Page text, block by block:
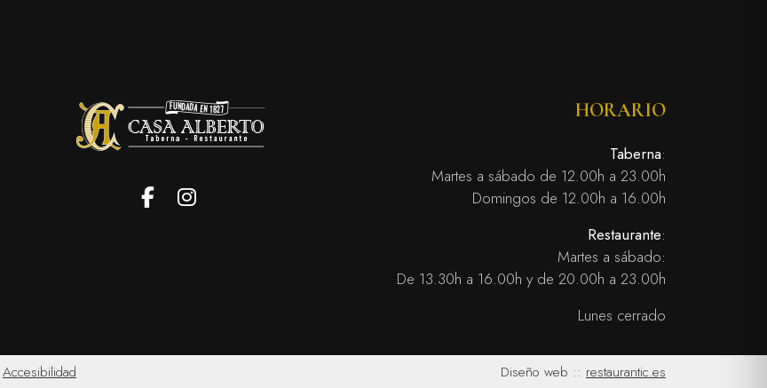
HORARIO
Taberna:
Martes a sábado de 12.00h a 23.00h
Domingos de 12.00h a 16.00h
Restaurante:
Martes a sábado:
De 13.30h a 16.00h y de 20.00h a 23.00h
Lunes cerrado
Accesibilidad Diseño web :: restaurantic.es